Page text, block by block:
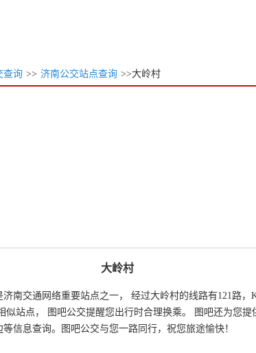
查询 >> 济南公交站点查询 >>大岭村
大岭村
南交通网络重要站点之一， 经过大岭村的线路有121路，
似站点， 图吧公交提醒您出行时合理换乘。 图吧还为您提
信息查询。图吧公交与您一路同行，祝您旅途愉快！